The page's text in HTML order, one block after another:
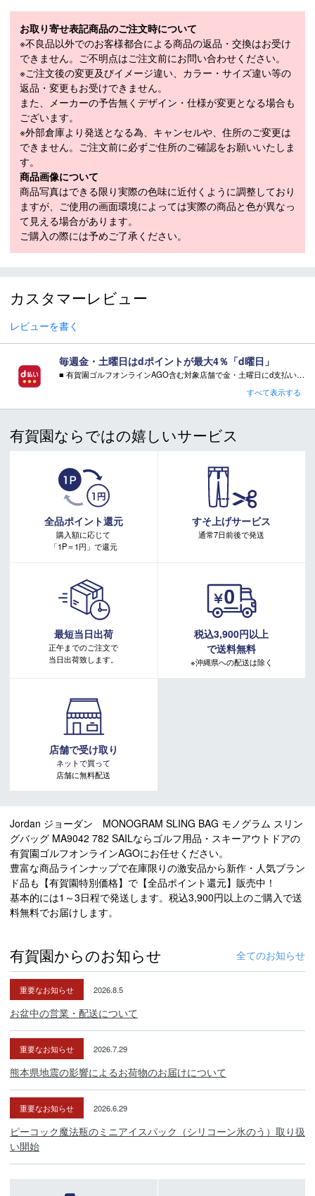
サイズ
H28cm×W19cm×D5.7cm
お取り寄せ表記商品のご注文時について
※不良品以外でのお客様都合による商品の返品・交換はお受け
できません。ご不明点はご注文前にお問い合わせください。
※ご注文後の変更及びイメージ違い、カラー・サイズ違い等の
返品・変更もお受けできません。
また、メーカーの予告無くデザイン・仕様が変更となる場合も
ございます。
※外部倉庫より発送となる為、キャンセルや、住所のご変更は
できません。ご注文前に必ずご住所のご確認をお願いいたしま
す。
商品画像について
商品写真はできる限り実際の色味に近付くように調整しており
ますが、ご使用の画面環境によっては実際の商品と色が異なっ
て見える場合があります。
ご購入の際には予めご了承ください。
カスタマーレビュー
レビューを書く
毎週金・土曜日はdポイントが最大4％「d曜日」
■ 有賀園ゴルフオンラインAGO含む対象店舗で金・土曜日にd支払いをすると
■ キャンペーン期間：毎週 金・土曜日 AM 0:00 - PM 23:59
注意事項：
・有賀園ポイントの獲得には別途ログイン/新規登録が必要です。
・本特典は予告なく変更・中止させて頂く場合があります。
・本キャンペーンの特典を受ける場合、ドコモ専用ページでエントリーが必要です。
詳しくはこちらをご確認ください。
キャンペーンページ
すべて表示する
有賀園ならではの嬉しいサービス
全品ポイント還元
購入額に応じて
「1P＝1円」で還元
すそ上げサービス
通常7日前後で発送
最短当日出荷
正午までのご注文で
当日出荷致します。
税込3,900円以上
で送料無料
※沖縄県への配送は除く
店舗で受け取り
ネットで買って
店舗に無料配送
Jordan ジョーダン MONOGRAM SLING BAG モノグラム スリン
グバッグ MA9042 782 SAILならゴルフ用品・スキーアウトドアの
有賀園ゴルフオンラインAGOにお任せください。
豊富な商品ラインナップで在庫限りの激安品から新作・人気ブラン
ド品も【有賀園特別価格】で【全品ポイント還元】販売中！
基本的には1～3日程で発送します。税込3,900円以上のご購入で送
料無料でお届けします。
有賀園からのお知らせ 全てのお知らせ
重要なお知らせ 2026.8.5
お盆中の営業・配送について
重要なお知らせ 2026.7.29
熊本県地震の影響によるお荷物のお届けについて
重要なお知らせ 2026.6.29
ピーコック魔法瓶のミニアイスパック（シリコーン氷のう）取り扱
い開始